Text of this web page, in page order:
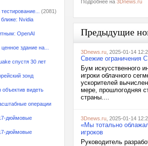
(2081)
ближе: Nvidia
OpenAI
здание на...
спустя 30 лет
зонд
видеть
операции
дюймовые
дюймовые
Подробнее на 3Dnews.ru
Предыдущие
3Dnews.ru , 2025-01-14
Свежие ограничения
Бум искусственного
игроки облачного
ускорителей
мере, прошлогодняя
страны....
3Dnews.ru , 2025-01-14
«Мы тотально
игроков
Руководитель